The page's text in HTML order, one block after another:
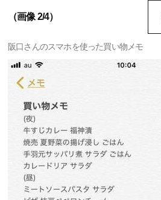
（画像 2/4）
阪口さんのスマホを使った買い物メモ